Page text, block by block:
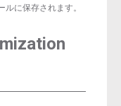
に保存されます。